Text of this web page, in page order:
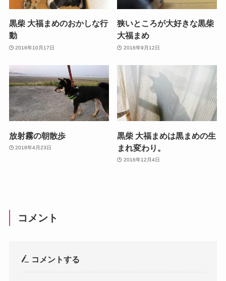
黒柴 大福まめのおかしな行
動
2016年10月17日
狭いところが大好きな黒柴
大福まめ
2016年9月12日
放射霧の朝散歩
2018年4月23日
黒柴 大福まめは黒まめの生
まれ変わり。
2016年12月4日
コメント
コメントする